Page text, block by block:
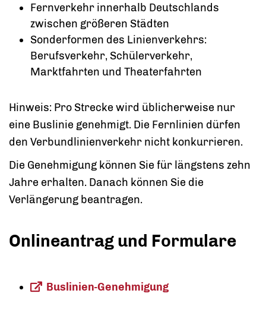
Fernverkehr innerhalb Deutschlands
zwischen größeren Städten
Sonderformen des Linienverkehrs:
Berufsverkehr, Schülerverkehr,
Marktfahrten und Theaterfahrten
Hinweis: Pro Strecke wird üblicherweise nur
eine Buslinie genehmigt. Die Fernlinien dürfen
den Verbundlinienverkehr nicht konkurrieren.
Die Genehmigung können Sie für längstens zehn
Jahre erhalten. Danach können Sie die
Verlängerung beantragen.
Onlineantrag und Formulare
Buslinien-Genehmigung